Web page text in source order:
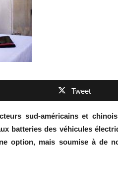
Tweet
sud-américains et
batteries des véhicules
option, mais soumise à de